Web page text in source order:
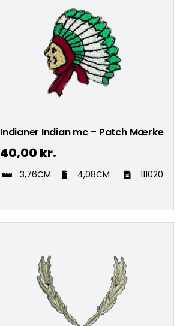
Indianer Indian mc – Patch Mærke
40,00 kr.
3,76CM 4,08CM 111020